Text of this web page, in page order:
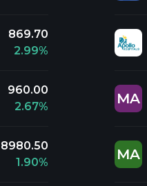
869.70
2.99%
960.00
2.67%
8980.50
1.90%
MA
MA